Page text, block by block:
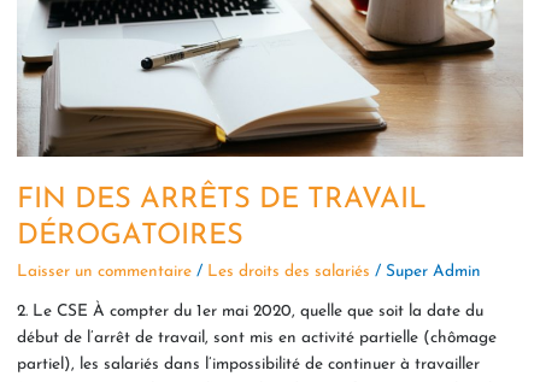
FIN DES ARRÊTS DE TRAVAIL
DÉROGATOIRES
Laisser un commentaire / Les droits des salariés / Super Admin
2. Le CSE À compter du 1er mai 2020, quelle que soit la date du
début de l’arrêt de travail, sont mis en activité partielle (chômage
partiel), les salariés dans l’impossibilité de continuer à travailler